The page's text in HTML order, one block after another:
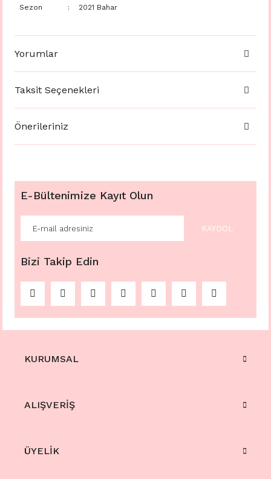
Sezon : 2021 Bahar
Yorumlar
Taksit Seçenekleri
Önerileriniz
E-Bültenimize Kayıt Olun
KAYDOL
Bizi Takip Edin
KURUMSAL
ALIŞVERİŞ
ÜYELİK